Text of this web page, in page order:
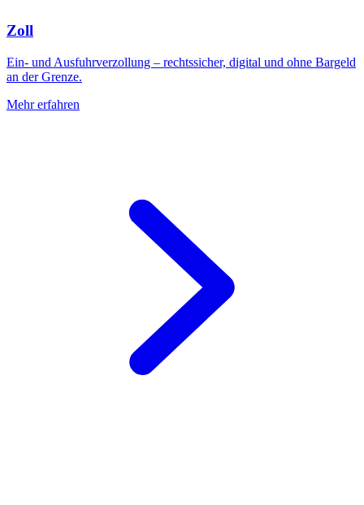
Zoll
Ein- und Ausfuhrverzollung – rechtssicher, digital und ohne Bargeld
an der Grenze.
Mehr erfahren